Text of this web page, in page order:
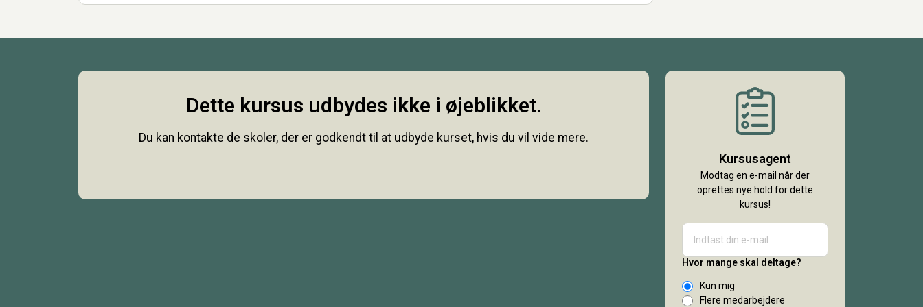
Dette kursus udbydes ikke i øjeblikket.
Du kan kontakte de skoler, der er godkendt til at udbyde kurset, hvis du vil vide mere.
Kursusagent
Modtag en e-mail når der
oprettes nye hold for dette
kursus!
Hvor mange skal deltage?
Kun mig
Flere medarbejdere